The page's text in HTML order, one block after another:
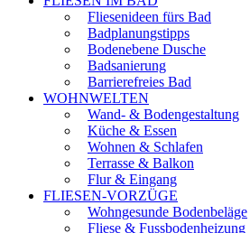
Fliesenideen fürs Bad
Badplanungstipps
Bodenebene Dusche
Badsanierung
Barrierefreies Bad
WOHNWELTEN
Wand- & Bodengestaltung
Küche & Essen
Wohnen & Schlafen
Terrasse & Balkon
Flur & Eingang
FLIESEN-VORZÜGE
Wohngesunde Bodenbeläge
Fliese & Fussbodenheizung